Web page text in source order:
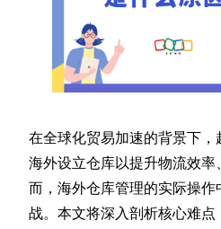
在全球化贸易加速的背景下
海外设立仓库以提升物流效率
而，海外仓库管理的实际操
战。本文将深入剖析核心难点